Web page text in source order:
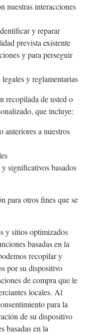
nuestras interacciones
y reparar
prevista existente
y para perseguir
y reglamentarias
recopilada de usted o
que incluye:
anteriores a nuestros
significativos basados
para otros fines que se
y sitios optimizados
basadas en la
recopilar y
por su dispositivo
de compra que le
locales. Al
para la
de su dispositivo
basadas en la